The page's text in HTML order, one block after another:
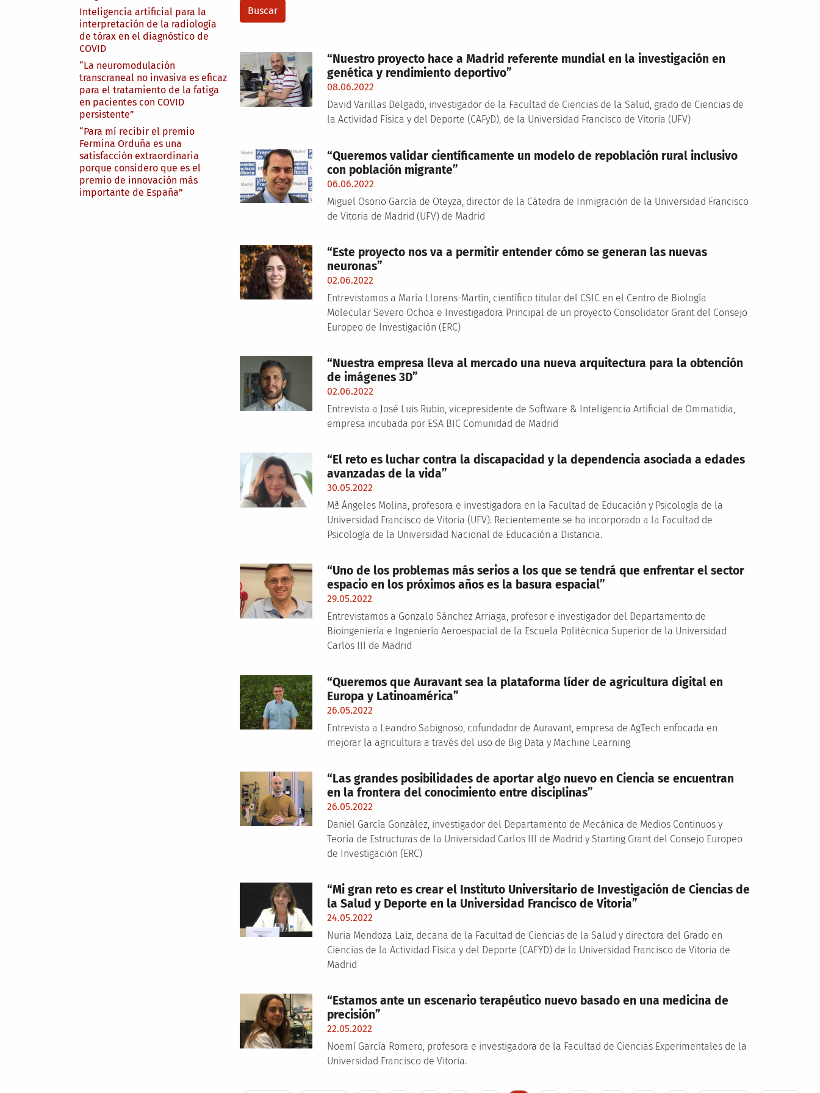
Inteligencia artificial para la
interpretación de la radiología
de tórax en el diagnóstico de
COVID
“La neuromodulación
transcraneal no invasiva es eficaz
para el tratamiento de la fatiga
en pacientes con COVID
persistente”
“Para mí recibir el premio
Fermina Orduña es una
satisfacción extraordinaria
porque considero que es el
premio de innovación más
importante de España”
“Nuestro proyecto hace a Madrid referente mundial en la investigación en
genética y rendimiento deportivo”
08.06.2022
David Varillas Delgado, investigador de la Facultad de Ciencias de la Salud, grado de Ciencias de
la Actividad Física y del Deporte (CAFyD), de la Universidad Francisco de Vitoria (UFV)
“Queremos validar científicamente un modelo de repoblación rural inclusivo
con población migrante”
06.06.2022
Miguel Osorio García de Oteyza, director de la Cátedra de Inmigración de la Universidad Francisco
de Vitoria de Madrid (UFV) de Madrid
“Este proyecto nos va a permitir entender cómo se generan las nuevas
neuronas”
02.06.2022
Entrevistamos a María Llorens-Martín, científico titular del CSIC en el Centro de Biología
Molecular Severo Ochoa e Investigadora Principal de un proyecto Consolidator Grant del Consejo
Europeo de Investigación (ERC)
“Nuestra empresa lleva al mercado una nueva arquitectura para la obtención
de imágenes 3D”
02.06.2022
Entrevista a José Luis Rubio, vicepresidente de Software & Inteligencia Artificial de Ommatidia,
empresa incubada por ESA BIC Comunidad de Madrid
“El reto es luchar contra la discapacidad y la dependencia asociada a edades
avanzadas de la vida”
30.05.2022
Mª Ángeles Molina, profesora e investigadora en la Facultad de Educación y Psicología de la
Universidad Francisco de Vitoria (UFV). Recientemente se ha incorporado a la Facultad de
Psicología de la Universidad Nacional de Educación a Distancia.
“Uno de los problemas más serios a los que se tendrá que enfrentar el sector
espacio en los próximos años es la basura espacial”
29.05.2022
Entrevistamos a Gonzalo Sánchez Arriaga, profesor e investigador del Departamento de
Bioingeniería e Ingeniería Aeroespacial de la Escuela Politécnica Superior de la Universidad
Carlos III de Madrid
“Queremos que Auravant sea la plataforma líder de agricultura digital en
Europa y Latinoamérica”
26.05.2022
Entrevista a Leandro Sabignoso, cofundador de Auravant, empresa de AgTech enfocada en
mejorar la agricultura a través del uso de Big Data y Machine Learning
“Las grandes posibilidades de aportar algo nuevo en Ciencia se encuentran
en la frontera del conocimiento entre disciplinas”
26.05.2022
Daniel García González, investigador del Departamento de Mecánica de Medios Continuos y
Teoría de Estructuras de la Universidad Carlos III de Madrid y Starting Grant del Consejo Europeo
de Investigación (ERC)
“Mi gran reto es crear el Instituto Universitario de Investigación de Ciencias de
la Salud y Deporte en la Universidad Francisco de Vitoria”
24.05.2022
Nuria Mendoza Laiz, decana de la Facultad de Ciencias de la Salud y directora del Grado en
Ciencias de la Actividad Física y del Deporte (CAFYD) de la Universidad Francisco de Vitoria de
Madrid
“Estamos ante un escenario terapéutico nuevo basado en una medicina de
precisión”
22.05.2022
Noemí García Romero, profesora e investigadora de la Facultad de Ciencias Experimentales de la
Universidad Francisco de Vitoria.